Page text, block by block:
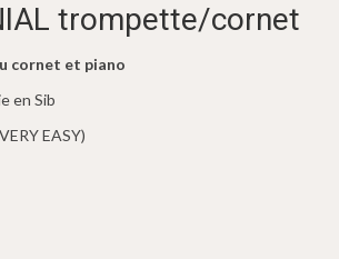
trompette/cornet
cornet et piano
en Sib
EASY)